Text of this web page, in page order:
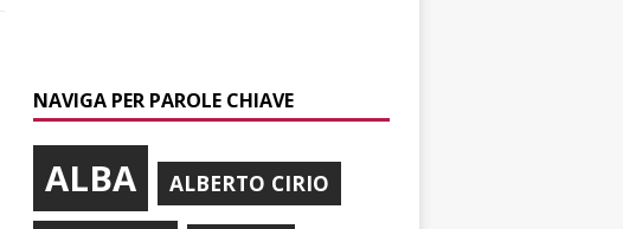
NAVIGA PER PAROLE CHIAVE
ALBA ALBERTO CIRIO